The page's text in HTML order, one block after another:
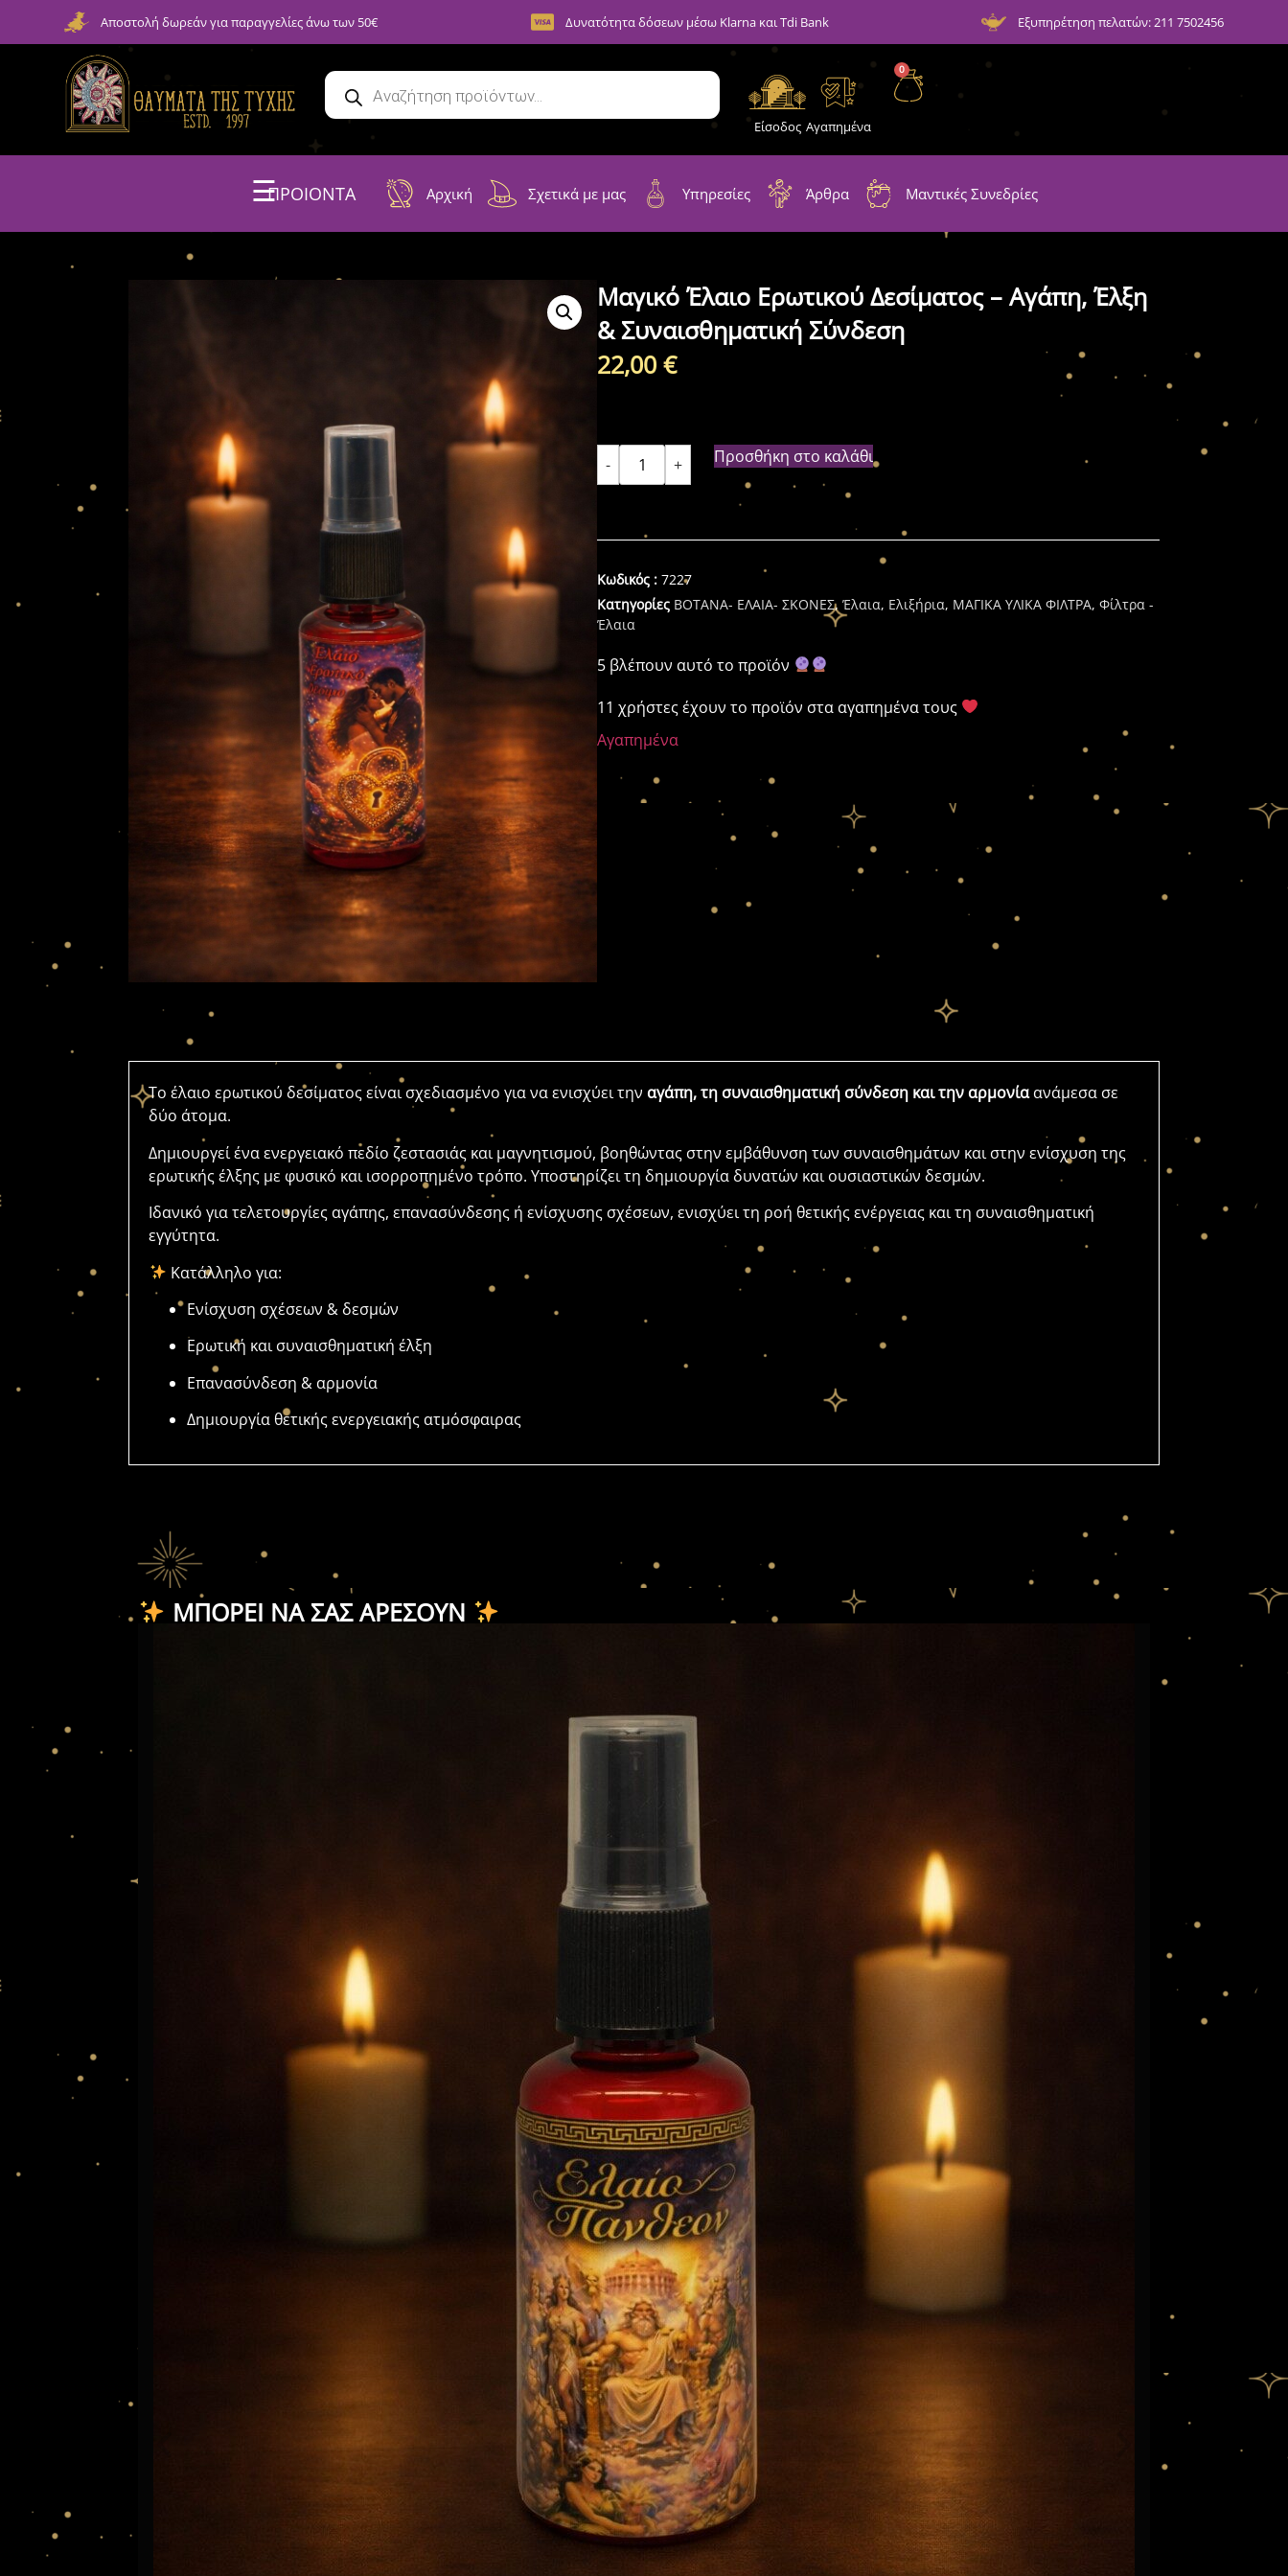
Αποστολή δωρεάν για παραγγελίες άνω των 50€ Δυνατότητα δόσεων μέσω Klarna και Tdi Bank Εξυπηρέτηση πελατών: 211 7502456
Είσοδος Αγαπημένα
0
☰ΠΡΟΙΟΝΤΑ Αρχική Σχετικά με μας Υπηρεσίες Άρθρα Μαντικές Συνεδρίες
Μαγικό Έλαιο Ερωτικού Δεσίματος – Αγάπη, Έλξη
& Συναισθηματική Σύνδεση
22,00€
- + Προσθήκη στο καλάθι
Κωδικός :7227
Κατηγορίες ΒΟΤΑΝΑ- ΕΛΑΙΑ- ΣΚΟΝΕΣ,Έλαια, Ελιξήρια, ΜΑΓΙΚΑ ΥΛΙΚΑ ΦΙΛΤΡΑ,Φίλτρα -
Έλαια
5 βλέπουν αυτό το προϊόν
11 χρήστες έχουν το προϊόν στα αγαπημένα τους
Αγαπημένα
Το έλαιο ερωτικού δεσίματος είναι σχεδιασμένο για να ενισχύει την αγάπη, τη συναισθηματική σύνδεση και την αρμονίαανάμεσα σε
δύο άτομα.
Δημιουργεί ένα ενεργειακό πεδίο ζεστασιάς και μαγνητισμού, βοηθώντας στην εμβάθυνση των συναισθημάτων και στην ενίσχυση της
ερωτικής έλξης με φυσικό και ισορροπημένο τρόπο. Υποστηρίζει τη δημιουργία δυνατών και ουσιαστικών δεσμών.
Ιδανικό για τελετουργίες αγάπης, επανασύνδεσης ή ενίσχυσης σχέσεων, ενισχύει τη ροή θετικής ενέργειας και τη συναισθηματική
εγγύτητα.
Κατάλληλο για:
Ενίσχυση σχέσεων & δεσμών
Ερωτική και συναισθηματική έλξη
Επανασύνδεση & αρμονία
Δημιουργία θετικής ενεργειακής ατμόσφαιρας
ΜΠΟΡΕΊ ΝΑ ΣΑΣ ΑΡΈΣΟΥΝ